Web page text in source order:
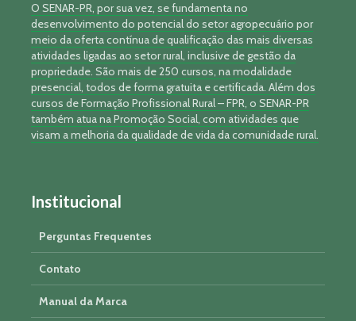
O SENAR-PR, por sua vez, se fundamenta no
desenvolvimento do potencial do setor agropecuário por
meio da oferta contínua de qualificação das mais diversas
atividades ligadas ao setor rural, inclusive de gestão da
propriedade. São mais de 250 cursos, na modalidade
presencial, todos de forma gratuita e certificada. Além dos
cursos de Formação Profissional Rural – FPR, o SENAR-PR
também atua na Promoção Social, com atividades que
visam a melhoria da qualidade de vida da comunidade rural.
Institucional
Perguntas Frequentes
Contato
Manual da Marca